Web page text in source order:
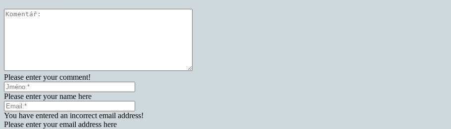
Please enter your comment!
Please enter your name here
You have entered an incorrect email address!
Please enter your email address here